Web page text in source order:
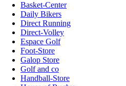
Basket-Center
Daily Bikers
Direct Running
Direct-Volley
Espace Golf
Foot-Store
Galop Store
Golf and co
Handball-Store